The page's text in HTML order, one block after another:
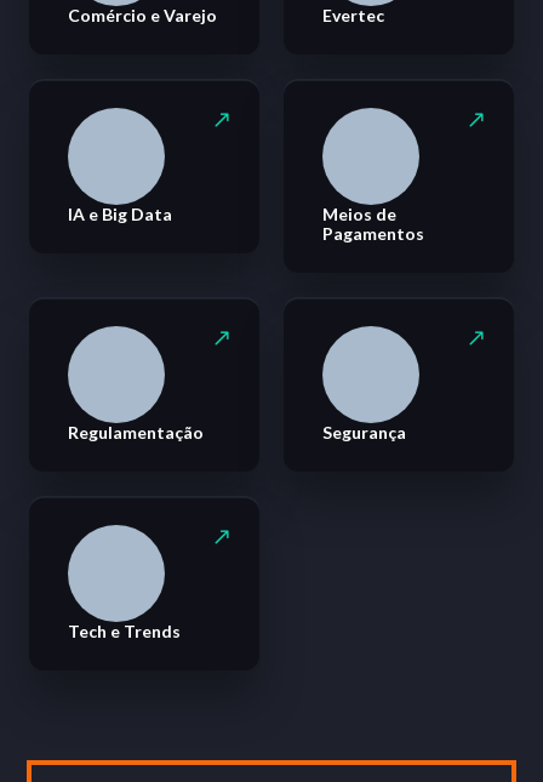
Comércio e Varejo Evertec
IA e Big Data
Meios de
Pagamentos
Regulamentação Segurança
Tech e Trends